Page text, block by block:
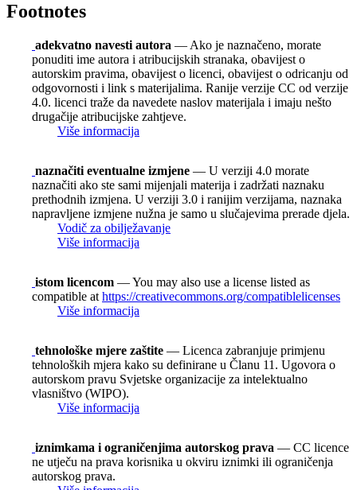
Footnotes
adekvatno navesti autora — Ako je naznačeno, morate
ponuditi ime autora i atribucijskih stranaka, obavijest o
autorskim pravima, obavijest o licenci, obavijest o odricanju od
odgovornosti i link s materijalima. Ranije verzije CC od verzije
4.0. licenci traže da navedete naslov materijala i imaju nešto
drugačije atribucijske zahtjeve.
Više informacija
naznačiti eventualne izmjene — U verziji 4.0 morate
naznačiti ako ste sami mijenjali materija i zadržati naznaku
prethodnih izmjena. U verziji 3.0 i ranijim verzijama, naznaka
napravljene izmjene nužna je samo u slučajevima prerade djela.
Vodič za obilježavanje
Više informacija
istom licencom — You may also use a license listed as
compatible at https://creativecommons.org/compatiblelicenses
Više informacija
tehnološke mjere zaštite — Licenca zabranjuje primjenu
tehnoloških mjera kako su definirane u Članu 11. Ugovora o
autorskom pravu Svjetske organizacije za intelektualno
vlasništvo (WIPO).
Više informacija
iznimkama i ograničenjima autorskog prava — CC licence
ne utječu na prava korisnika u okviru iznimki ili ograničenja
autorskog prava.